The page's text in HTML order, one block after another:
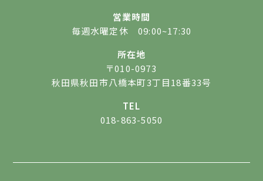
営業時間
毎週水曜定休 09:00~17:30
所在地
〒010-0973
秋田県秋田市八橋本町3丁目18番33号
TEL
018-863-5050